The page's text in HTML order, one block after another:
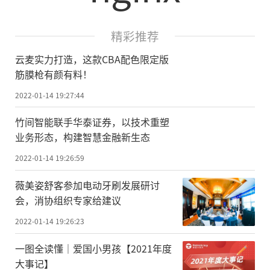
精彩推荐
云麦实力打造，这款CBA配色限定版
筋膜枪有颜有料！
2022-01-14 19:27:44
竹间智能联手华泰证券，以技术重塑
业务形态，构建智慧金融新生态
2022-01-14 19:26:59
薇美姿舒客参加电动牙刷发展研讨
会，消协组织专家给建议
2022-01-14 19:26:23
一图全读懂｜爱国小男孩【2021年度
大事记】